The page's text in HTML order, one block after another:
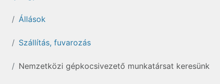
Állások
Szállítás, fuvarozás
Nemzetközi gépkocsivezető munkatársat keresünk